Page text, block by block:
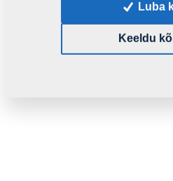
See varuosa sobib ka
KOMPAKTOMAT
Luba
Keeldu